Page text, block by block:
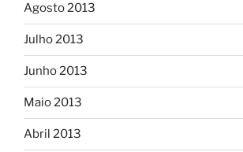
Agosto 2013
Julho 2013
Junho 2013
Maio 2013
Abril 2013